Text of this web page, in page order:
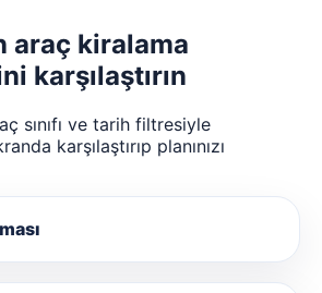
araç kiralama
karşılaştırın
sınıfı ve tarih filtresiyle
karşılaştırıp planınızı